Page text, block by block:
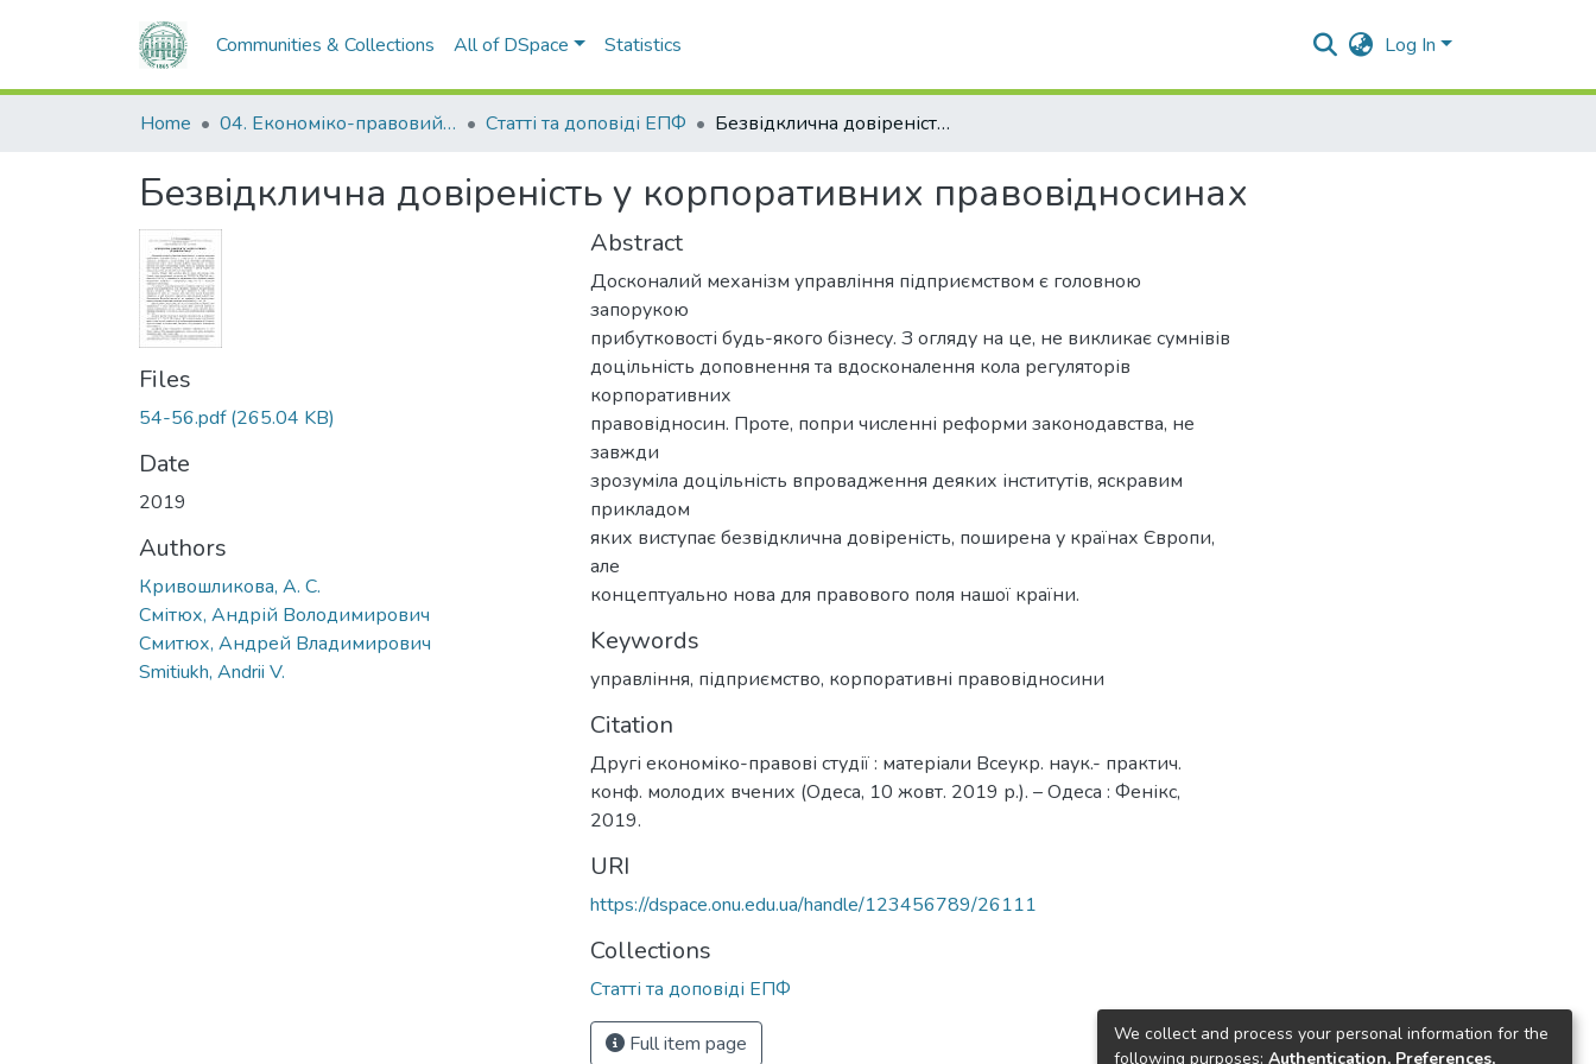
Communities & Collections All of DSpace Statistics Log In
Home 04. Економіко-правовий факультет Статті та доповіді ЕПФ Безвідклична довіреність у корпоративних правовідносинах
Безвідклична довіреність у корпоративних правовідносинах
Files
54-56.pdf(265.04 KB)
Date
2019
Authors
Кривошликова, А. С.
Смітюх, Андрій Володимирович
Смитюх, Андрей Владимирович
Smitiukh, Andrii V.
Abstract
Досконалий механізм управління підприємством є головною
запорукою
прибутковості будь-якого бізнесу. З огляду на це, не викликає сумнівів
доцільність доповнення та вдосконалення кола регуляторів
корпоративних
правовідносин. Проте, попри численні реформи законодавства, не
завжди
зрозуміла доцільність впровадження деяких інститутів, яскравим
прикладом
яких виступає безвідклична довіреність, поширена у країнах Європи,
але
концептуально нова для правового поля нашої країни.
Keywords
управління, підприємство, корпоративні правовідносини
Citation
Другі економіко-правові студії : матеріали Всеукр. наук.- практич.
конф. молодих вчених (Одеса, 10 жовт. 2019 р.). – Одеса : Фенікс,
2019.
URI
https://dspace.onu.edu.ua/handle/123456789/26111
Collections
Статті та доповіді ЕПФ
Full item page
We collect and process your personal information for the
following purposes: Authentication, Preferences,